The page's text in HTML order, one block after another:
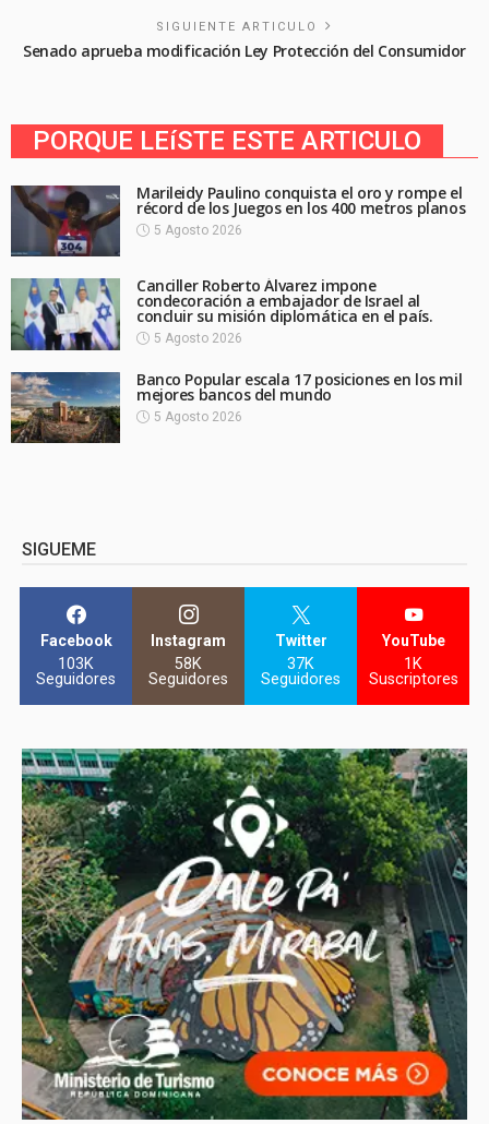
SIGUIENTE ARTICULO
Senado aprueba modificación Ley Protección del Consumidor
PORQUE LEíSTE ESTE ARTICULO
Marileidy Paulino conquista el oro y rompe el
récord de los Juegos en los 400 metros planos
5 Agosto 2026
Canciller Roberto Álvarez impone
condecoración a embajador de Israel al
concluir su misión diplomática en el país.
5 Agosto 2026
Banco Popular escala 17 posiciones en los mil
mejores bancos del mundo
5 Agosto 2026
SIGUEME
Facebook
103K
Seguidores
Instagram
58K
Seguidores
Twitter
37K
Seguidores
YouTube
1K
Suscriptores